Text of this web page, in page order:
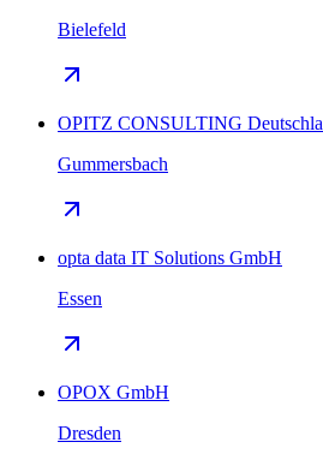
Bielefeld
OPITZ CONSULTING
Gummersbach
opta data IT Solutions GmbH
Essen
OPOX GmbH
Dresden